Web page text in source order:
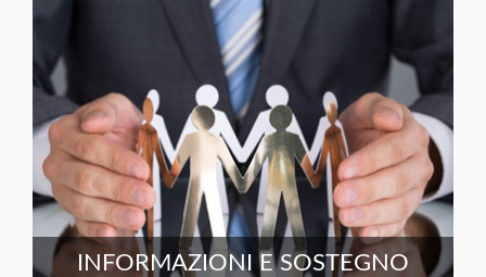
INFORMAZIONI E SOSTEGNO